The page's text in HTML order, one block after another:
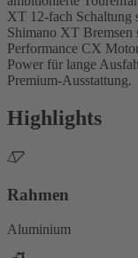
XT 12-fach Schaltung
Shimano XT Bremsen
Performance CX
Power für lange
Premium-Ausstattung.
Highlights
Rahmen
Aluminium